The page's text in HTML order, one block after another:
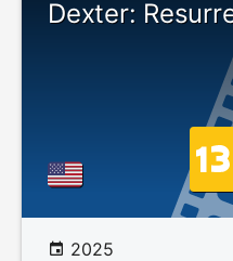
Dexter:
2025